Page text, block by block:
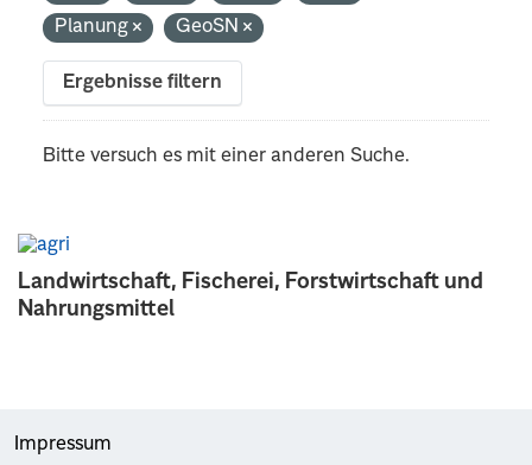
Landwirtschaft, Fischerei, Forstwirtschaft und
Nahrungsmittel
Planung
GeoSN
Ergebnisse filtern
Bitte versuch es mit einer anderen Suche.
Impressum